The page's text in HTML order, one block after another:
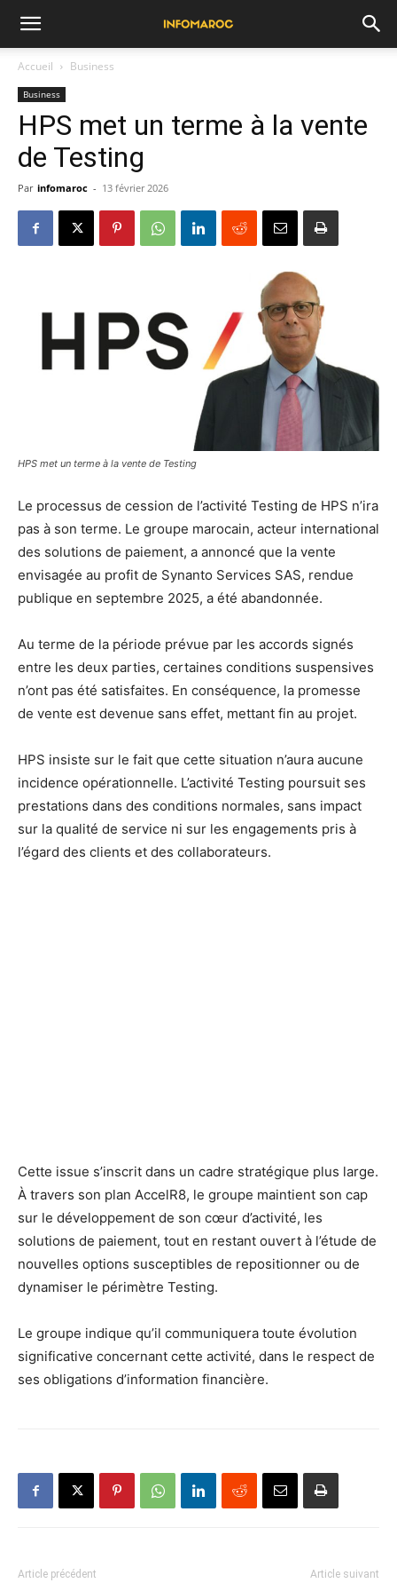
Accueil Business
Business
HPS met un terme à la vente
de Testing
Par infomaroc - 13 février 2026
HPS met un terme à la vente de Testing
Le processus de cession de l’activité Testing de HPS n’ira
pas à son terme. Le groupe marocain, acteur international
des solutions de paiement, a annoncé que la vente
envisagée au profit de Synanto Services SAS, rendue
publique en septembre 2025, a été abandonnée.
Au terme de la période prévue par les accords signés
entre les deux parties, certaines conditions suspensives
n’ont pas été satisfaites. En conséquence, la promesse
de vente est devenue sans effet, mettant fin au projet.
HPS insiste sur le fait que cette situation n’aura aucune
incidence opérationnelle. L’activité Testing poursuit ses
prestations dans des conditions normales, sans impact
sur la qualité de service ni sur les engagements pris à
l’égard des clients et des collaborateurs.
Cette issue s’inscrit dans un cadre stratégique plus large.
À travers son plan AccelR8, le groupe maintient son cap
sur le développement de son cœur d’activité, les
solutions de paiement, tout en restant ouvert à l’étude de
nouvelles options susceptibles de repositionner ou de
dynamiser le périmètre Testing.
Le groupe indique qu’il communiquera toute évolution
significative concernant cette activité, dans le respect de
ses obligations d’information financière.
Article précédent Article suivant